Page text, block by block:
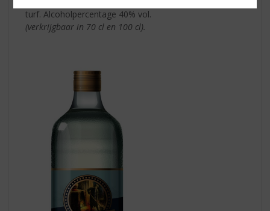
turf. Alcoholpercentage 40% vol.
(verkrijgbaar in 70 cl en 100 cl).